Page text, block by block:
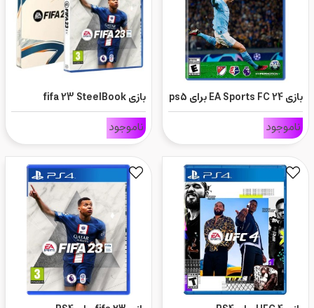
بازی EA Sports FC 24 برای ps5
ناموجود
بازی fifa 23 SteelBook
Edition برای ps5
ناموجود